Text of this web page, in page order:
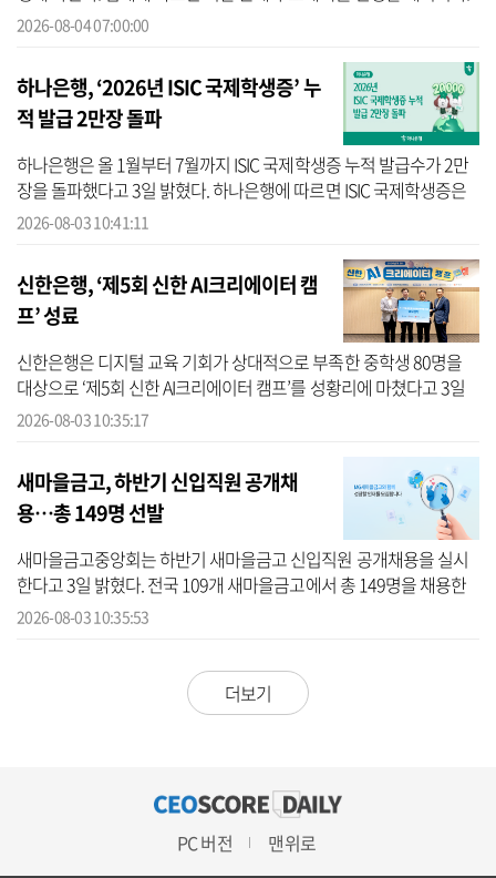
우리금융은 이 가운데 가장 먼저 수요예측을 진행하는 것으로 알려졌
2026-08-04 07:00:00
하나은행, ‘2026년 ISIC 국제학생증’ 누
적 발급 2만장 돌파
하나은행은 올 1월부터 7월까지 ISIC 국제학생증 누적 발급수가 2만
장을 돌파했다고 3일 밝혔다. 하나은행에 따르면 ISIC 국제학생증은
국내외에서 공식적으로 학생 신분을 인증받을 수 있는 국제학생증으
2026-08-03 10:41:11
신한은행, ‘제5회 신한 AI크리에이터 캠
프’ 성료
신한은행은 디지털 교육 기회가 상대적으로 부족한 중학생 80명을
대상으로 ‘제5회 신한 AI크리에이터 캠프’를 성황리에 마쳤다고 3일
밝혔다. 신한은행은 지난 2022년부터 디지털 교육 기회가 필요한 미
2026-08-03 10:35:17
새마을금고, 하반기 신입직원 공개채
용…총 149명 선발
새마을금고중앙회는 하반기 새마을금고 신입직원 공개채용을 실시
한다고 3일 밝혔다. 전국 109개 새마을금고에서 총 149명을 채용한
다. 지원서는 오는 10일까지 새마을금고 채용홈페이지에서 접수할
2026-08-03 10:35:53
더보기
PC 버전 맨위로